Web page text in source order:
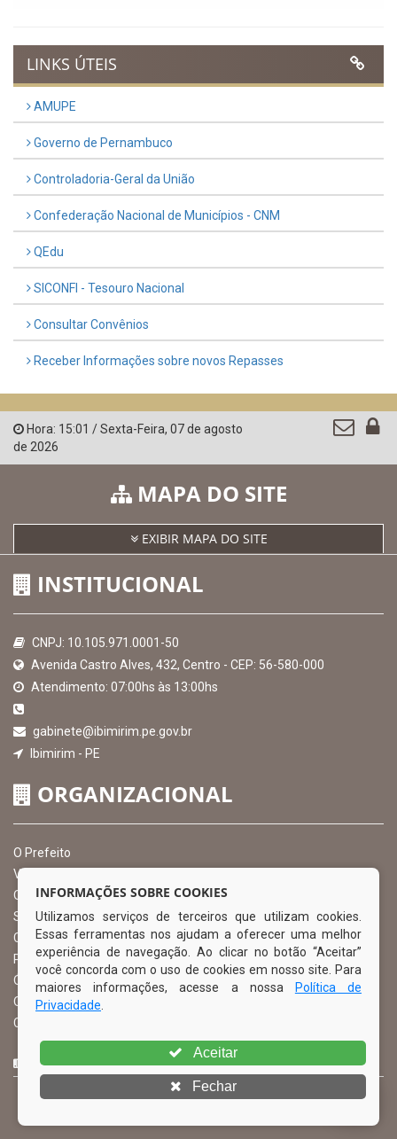
LINKS ÚTEIS
AMUPE
Governo de Pernambuco
Controladoria-Geral da União
Confederação Nacional de Municípios - CNM
QEdu
SICONFI - Tesouro Nacional
Consultar Convênios
Receber Informações sobre novos Repasses
Hora: 15:01 /Sexta-Feira, 07 de agosto
de 2026
MAPA DO SITE
EXIBIR MAPA DO SITE
INSTITUCIONAL
CNPJ: 10.105.971.0001-50
Avenida Castro Alves, 432, Centro - CEP: 56-580-000
Atendimento: 07:00hs às 13:00hs
gabinete@ibimirim.pe.gov.br
Ibimirim - PE
ORGANIZACIONAL
O Prefeito
Vice Prefeito
Ouvidoria Municipal
Serviço de Informação ao Cidadão – SIC
Chefe de Gabinete
Procuradoria Geral
Órgão de Controle Interno
Organograma
Comissão Permanente de Licitação – CPL
CURTA NOSSA FAN PAGE
INFORMAÇÕES SOBRE COOKIES
Utilizamos serviços de terceiros que utilizam cookies.
Essas ferramentas nos ajudam a oferecer uma melhor
experiência de navegação. Ao clicar no botão “Aceitar”
você concorda com o uso de cookies em nosso site. Para
maiores informações, acesse a nossa
Política de
Privacidade
Aceitar
Fechar